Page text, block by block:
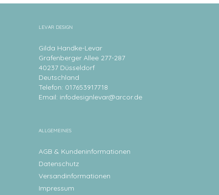
LEVAR DESIGN
Gilda Handke-Levar
Grafenberger Allee 277-287
40237 Düsseldorf
Deutschland
Telefon: 017653917718
Email: infodesignlevar@arcor.de
ALLGEMEINES
AGB & Kundeninformationen
Datenschutz
Versandinformationen
Impressum